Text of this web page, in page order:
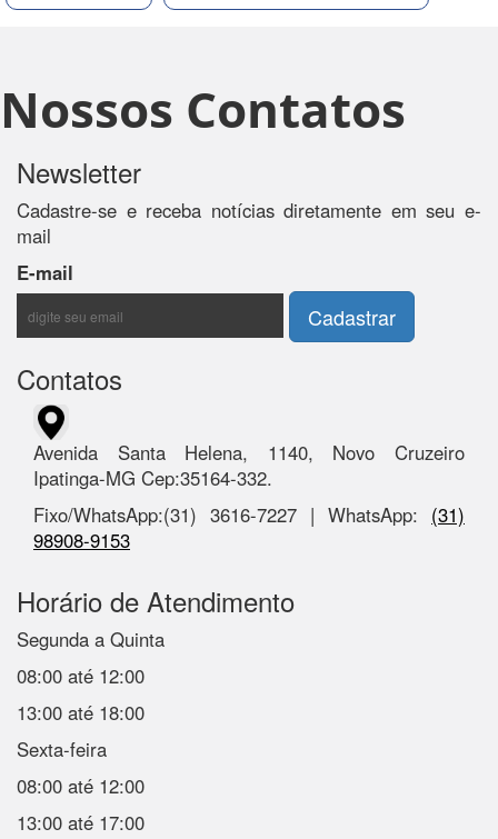
Nossos Contatos
Newsletter
Cadastre-se e receba notícias diretamente em seu e-
mail
E-mail
Contatos
Avenida Santa Helena, 1140, Novo Cruzeiro
Ipatinga-MG Cep:35164-332.
Fixo/WhatsApp:(31) 3616-7227 | WhatsApp: (31)
98908-9153
Horário de Atendimento
Segunda a Quinta
08:00 até 12:00
13:00 até 18:00
Sexta-feira
08:00 até 12:00
13:00 até 17:00